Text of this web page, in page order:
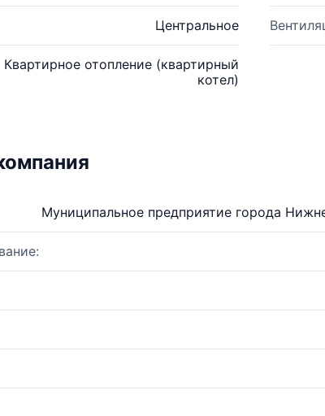
Центральное
Квартирное отопление (квартирный
котел)
Муниципальное предприятие города